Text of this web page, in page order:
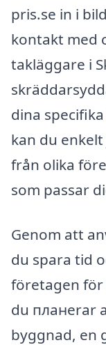
pris.se in i
kontakt med
takläggare i
dina
kan du
från olika
som passar
Genom att
du spara tid
företagen för
du планerar
byggnad, en